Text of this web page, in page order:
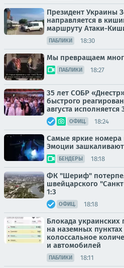
Президент Украины
направляется в
маршруту Атаки-
ПАБЛИКИ 18:30
Мы превращаем
ПАБЛИКИ 18:27
35 лет СОБР
быстрого
августа исполняется
ОФИЦ. 18:24
Самые яркие
Эмоции
БЕНДЕРЫ 18:18
ФК "Шериф"
швейцарского
1:3
ОФИЦ. 18:18
Блокада украинских
на наземных
колоссальное
и автомобилей
ПАБЛИКИ 18:11